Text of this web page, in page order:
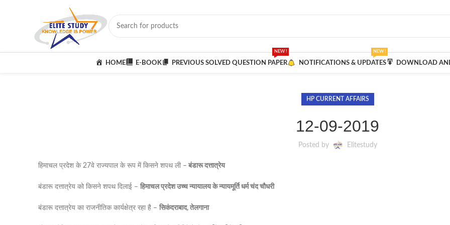
HOME E-BOOK PREVIOUS SOLVED QUESTION PAPER
NEW !
NOTIFICATIONS & UPDATES
NEW !
DOWNLOAD
HP CURRENT AFFAIRS
12-09-2019
Posted by Elitestudy
हिमाचल प्रदेश के 27वे राज्यपाल के रूप में किसने शपथ ली – बंडारू दत्तात्रेय
बंडारू दत्तात्रेय को किसने शपथ दिलाई – हिमाचल प्रदेश उच्च न्यायालय के न्यायमूर्ति धर्म चंद चौधरी
बंडारू दत्तात्रेय का राजनीतिक कार्यक्षेत्र रहा है – सिकंदराबाद, तेलगाना